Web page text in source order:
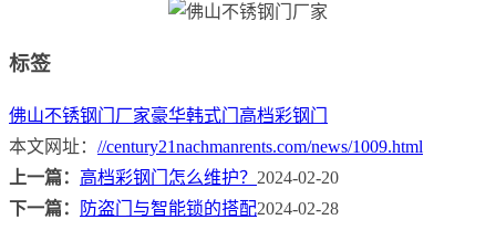
标签
佛山不锈钢门厂家豪华韩式门 高档彩钢门
本文网址： //century21nachmanrents.com/news/1009.html
上一篇： 高档彩钢门怎么维护？ 2024-02-20
下一篇：
防盗门与智能锁的搭配2024-02-28